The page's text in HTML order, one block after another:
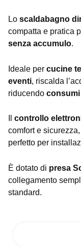
Lo scaldabagno
compatta e pratica
senza accumulo.
Ideale per cucine
eventi, riscalda
riducendo
controllo
comfort e sicurezza,
perfetto per
È dotato di presa
collegamento
standard.